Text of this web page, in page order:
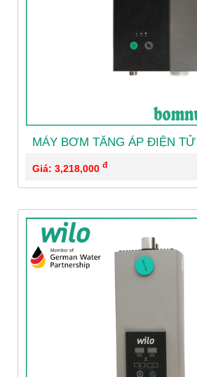
MÁY BƠM TĂNG ÁP ĐIỆN
Giá: 3,218,000 đ